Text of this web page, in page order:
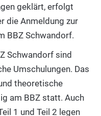
geklärt, erfolgt
die Anmeldung zur
BBZ Schwandorf.
Schwandorf sind
Umschulungen. Das
theoretische
am BBZ statt. Auch
1 und Teil 2 legen